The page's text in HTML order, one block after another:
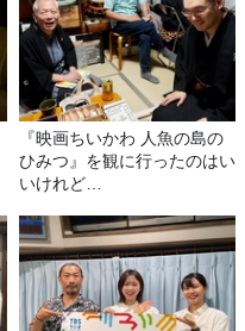
『映画ちいかわ 人魚の島の
ひみつ』を観に行ったのはい
いけれど…